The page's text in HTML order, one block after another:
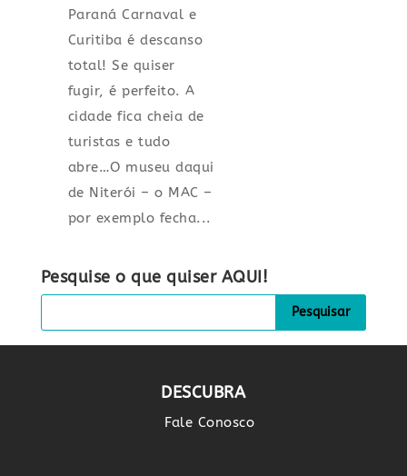
Paraná Carnaval e
Curitiba é descanso
total! Se quiser
fugir, é perfeito. A
cidade fica cheia de
turistas e tudo
abre…O museu daqui
de Niterói – o MAC –
por exemplo fecha...
Pesquise o que quiser AQUI!
DESCUBRA
Fale Conosco